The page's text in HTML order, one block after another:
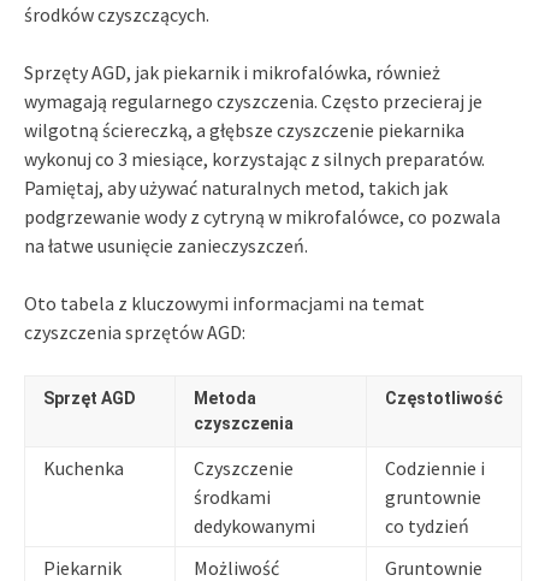
środków czyszczących.
Sprzęty AGD, jak piekarnik i mikrofalówka, również
wymagają regularnego czyszczenia. Często przecieraj je
wilgotną ściereczką, a głębsze czyszczenie piekarnika
wykonuj co 3 miesiące, korzystając z silnych preparatów.
Pamiętaj, aby używać naturalnych metod, takich jak
podgrzewanie wody z cytryną w mikrofalówce, co pozwala
na łatwe usunięcie zanieczyszczeń.
Oto tabela z kluczowymi informacjami na temat
czyszczenia sprzętów AGD:
Sprzęt AGD
Metoda
czyszczenia
Częstotliwość
Kuchenka
Czyszczenie
środkami
dedykowanymi
Codziennie i
gruntownie
co tydzień
Piekarnik
Możliwość
Gruntownie